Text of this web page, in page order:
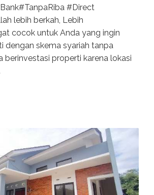
#Direct
lebih berkah, Lebih
cocok untuk Anda yang ingin
dengan skema syariah tanpa
berinvestasi properti karena lokasi